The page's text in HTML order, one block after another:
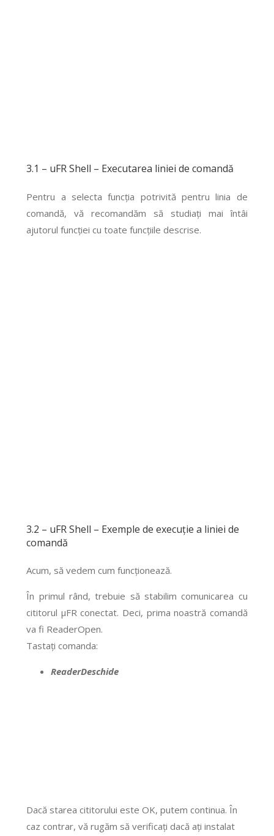
3.1 – uFR Shell – Executarea liniei de comandă
Pentru a selecta funcția potrivită pentru linia de
comandă, vă recomandăm să studiați mai întâi
ajutorul funcției cu toate funcțiile descrise.
3.2 – uFR Shell – Exemple de execuție a liniei de
comandă
Acum, să vedem cum funcționează.
În primul rând, trebuie să stabilim comunicarea cu
cititorul μFR conectat. Deci, prima noastră comandă
va fi ReaderOpen.
Tastați comanda:
ReaderDeschide
Dacă starea cititorului este OK, putem continua. În
caz contrar, vă rugăm să verificați dacă ați instalat